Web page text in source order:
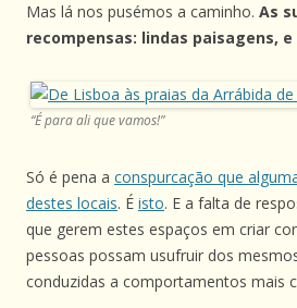
Mas lá nos pusémos a caminho. As
recompensas: lindas paisagens,
“É para ali que vamos!”
Só é pena a conspurcação que
destes locais. É isto. E a falta de
que gerem estes espaços em criar
pessoas possam usufruir dos
conduzidas a comportamentos mais